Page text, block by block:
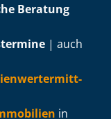
Beratung
| auch
in